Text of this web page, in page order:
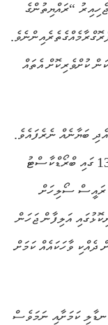
ޖަހަން މީހަކު ގޮވާލީ ބުރާސްފަތި ދުވަހު މެންދުރު 1 ޖެހިއިރު “ރައްޔިތުންގެ
ފޮނުވި ޕްރޮގްރާމެއްގެތެރެއިންނެވެ.
ކުށްވެރިކޮށް އެތައް
މަޢާފަށް އެދި ބަޔާނެއް ނެރެފައެވެ.
އޭގައިވާ ގޮތުން ބުރާސްފަތި ދުވަހުގެ މެންދުރު 13:00 ގައި ބްރޯޑްކާސްޓު
ރައީސް ސޯލިހަށް
އަލިފާން ޖަހަން
ދެއްކި ވާހަކައެއް ކަމަށް
ކަމަށާއި ނަމަވެސް